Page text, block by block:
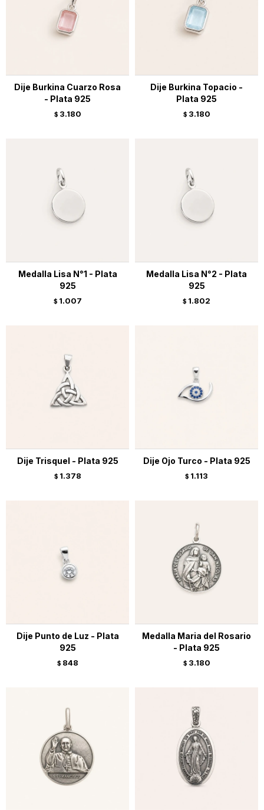
Dije Burkina Cuarzo Rosa
- Plata 925
$ 3.180
Dije Burkina Topacio -
Plata 925
$ 3.180
Medalla Lisa N°1 - Plata
925
$ 1.007
Medalla Lisa N°2 - Plata
925
$ 1.802
Dije Trisquel - Plata 925
$ 1.378
Dije Ojo Turco - Plata 925
$ 1.113
Dije Punto de Luz - Plata
925
$ 848
Medalla Maria del Rosario
- Plata 925
$ 3.180